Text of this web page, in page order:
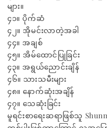
များ။
၄၁။ ပိုက်ဆံ
၄၂။ အိုမင်းလာတဲ့အခါ
၄၄။ အချစ်
၄၅။ အိမ်ထောင်ပြုခြင်း
၄၃။ အရွယ်ညောင်းချိန်
၄၆။ သားသမီးများ
၄၈။ နောက်ဆုံးအချိန်
၄၇။ သေဆုံးခြင်း
မူရင်းစာရေးဆရာဖြစ်သူ